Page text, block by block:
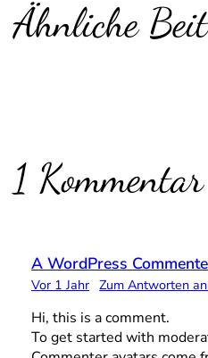
Ähnliche
1 Kommentar
A WordPress
Vor 1 Jahr Zum Antworten
Hi, this is a comment.
To get started with